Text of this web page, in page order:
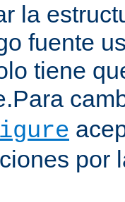
la
fuente
tiene
.Para
por